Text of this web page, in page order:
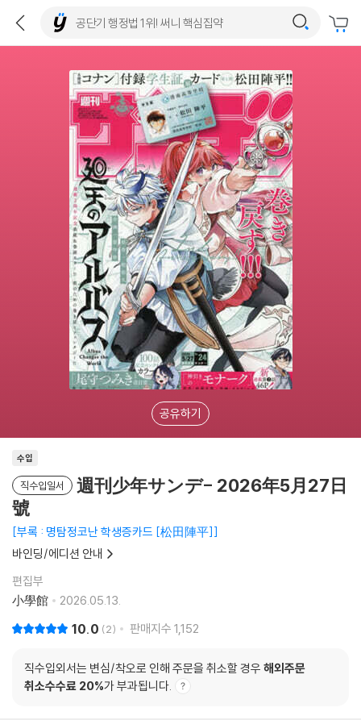
공유하기
수입
직수입일서
週刊少年サンデ- 2026年5月27日
號
부록 : 명탐정코난 학생증카드 [松田陣平]
바인딩/에디션 안내
편집부
小學館
2026.05.13.
10.0 2 판매지수 1,152
직수입외서는 변심/착오로 인해 주문을 취소할 경우 해외주문
취소수수료 20%가 부과됩니다.